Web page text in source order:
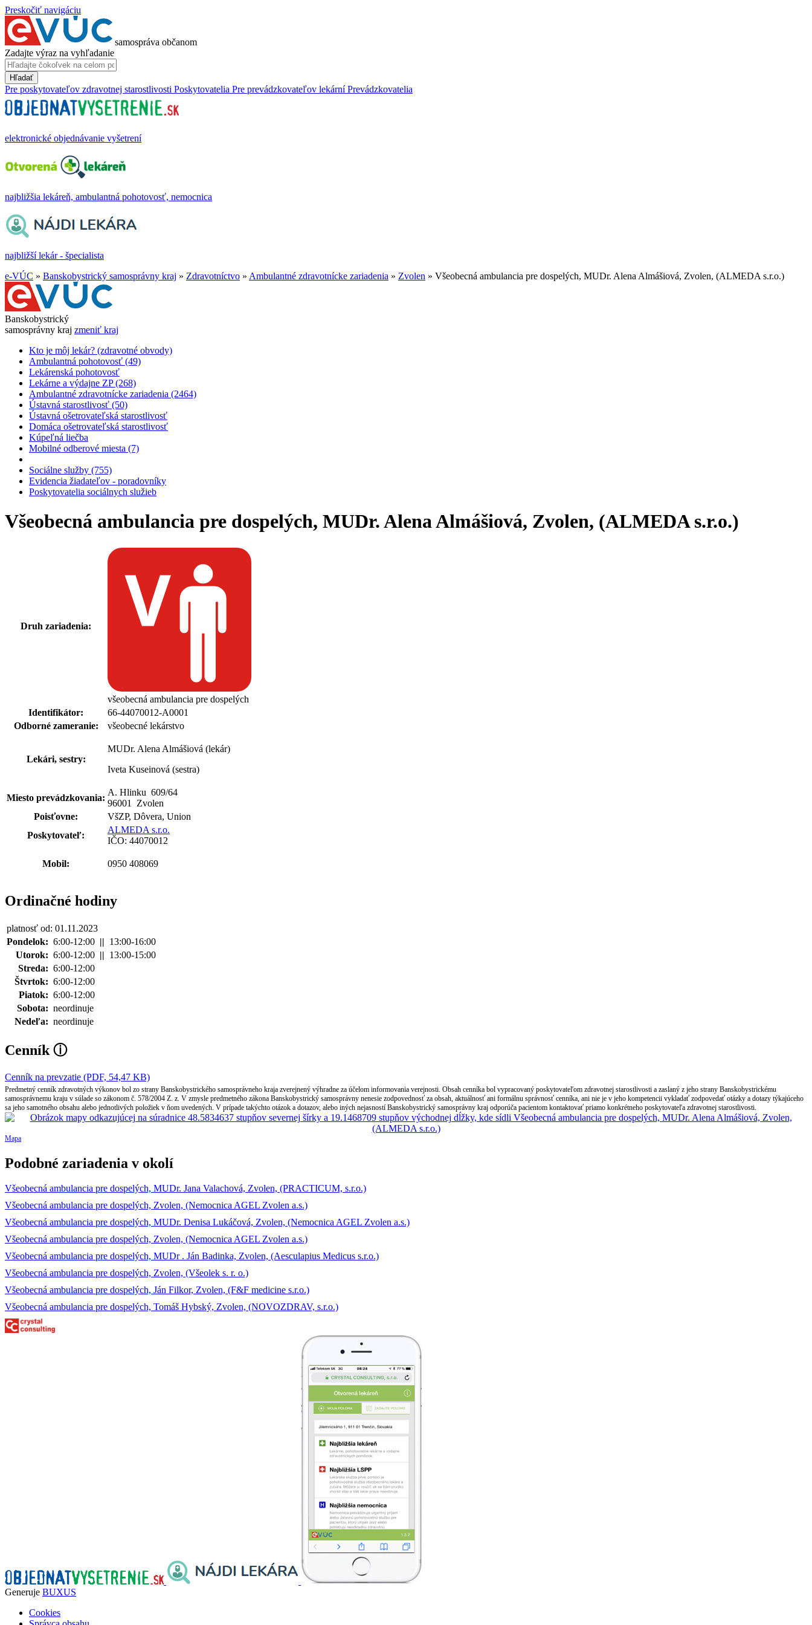
Preskočiť navigáciu
samospráva občanom
Zadajte výraz na vyhľadanie
Hľadať
Pre poskytovateľov zdravotnej starostlivosti Poskytovatelia Pre prevádzkovateľov lekární Prevádzkovatelia
elektronické objednávanie vyšetrení
najbližšia lekáreň, ambulantná pohotovosť, nemocnica
najbližší lekár - špecialista
e-VÚC » Banskobystrický samosprávny kraj » Zdravotníctvo » Ambulantné zdravotnícke zariadenia » Zvolen » Všeobecná ambulancia pre dospelých, MUDr. Alena Almášiová, Zvolen, (ALMEDA s.r.o.)
Banskobystrický
samosprávny kraj zmeniť kraj
Kto je môj lekár? (zdravotné obvody)
Ambulantná pohotovosť (49)
Lekárenská pohotovosť
Lekárne a výdajne ZP (268)
Ambulantné zdravotnícke zariadenia (2464)
Ústavná starostlivosť (50)
Ústavná ošetrovateľská starostlivosť
Domáca ošetrovateľská starostlivosť
Kúpeľná liečba
Mobilné odberové miesta (7)
Sociálne služby (755)
Evidencia žiadateľov - poradovníky
Poskytovatelia sociálnych služieb
Všeobecná ambulancia pre dospelých, MUDr. Alena Almášiová, Zvolen, (ALMEDA s.r.o.)
Druh zariadenia:
všeobecná ambulancia pre dospelých
Identifikátor:
66-44070012-A0001
Odborné zameranie:
všeobecné lekárstvo
Lekári, sestry:
MUDr. Alena Almášiová (lekár)
Iveta Kuseinová (sestra)
Miesto prevádzkovania:
A. Hlinku 609/64
96001 Zvolen
Poisťovne:
VšZP, Dôvera, Union
Poskytovateľ:
ALMEDA s.r.o.
IČO: 44070012
Mobil: 0950 408069
Ordinačné hodiny
platnosť od: 01.11.2023
Pondelok: 6:00-12:00 || 13:00-16:00
Utorok: 6:00-12:00 || 13:00-15:00
Streda: 6:00-12:00
Štvrtok: 6:00-12:00
Piatok: 6:00-12:00
Sobota: neordinuje
Nedeľa: neordinuje
Cenník ⓘ
Cenník na prevzatie (PDF, 54,47 KB)
Predmetný cenník zdravotných výkonov bol zo strany Banskobystrického samosprávneho kraja zverejnený výhradne za účelom informovania verejnosti. Obsah cenníka bol vypracovaný poskytovateľom zdravotnej starostlivosti a zaslaný z jeho strany Banskobystrickému
samosprávnemu kraju v súlade so zákonom č. 578/2004 Z. z. V zmysle predmetného zákona Banskobystrický samosprávny nenesie zodpovednosť za obsah, aktuálnosť ani formálnu správnosť cenníka, ani nie je v jeho kompetencii vykladať zodpovedať otázky a dotazy týkajúceho
sa jeho samotného obsahu alebo jednotlivých položiek v ňom uvedených. V prípade takýchto otázok a dotazov, alebo iných nejasností Banskobystrický samosprávny kraj odporúča pacientom kontaktovať priamo konkrétneho poskytovateľa zdravotnej starostlivosti.
Mapa
Podobné zariadenia v okolí
Všeobecná ambulancia pre dospelých, MUDr. Jana Valachová, Zvolen, (PRACTICUM, s.r.o.)
Všeobecná ambulancia pre dospelých, Zvolen, (Nemocnica AGEL Zvolen a.s.)
Všeobecná ambulancia pre dospelých, MUDr. Denisa Lukáčová, Zvolen, (Nemocnica AGEL Zvolen a.s.)
Všeobecná ambulancia pre dospelých, Zvolen, (Nemocnica AGEL Zvolen a.s.)
Všeobecná ambulancia pre dospelých, MUDr . Ján Badinka, Zvolen, (Aesculapius Medicus s.r.o.)
Všeobecná ambulancia pre dospelých, Zvolen, (Všeolek s. r. o.)
Všeobecná ambulancia pre dospelých, Ján Filkor, Zvolen, (F&F medicine s.r.o.)
Všeobecná ambulancia pre dospelých, Tomáš Hybský, Zvolen, (NOVOZDRAV, s.r.o.)
Generuje BUXUS
Cookies